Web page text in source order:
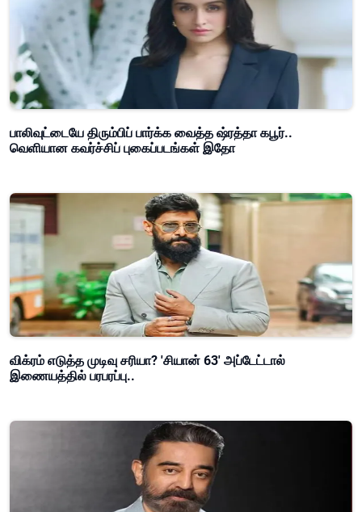
பாலிவுட்டையே திரும்பிப் பார்க்க வைத்த ஷ்ரத்தா கபூர்..
வெளியான கவர்ச்சிப் புகைப்படங்கள் இதோ
விக்ரம் எடுத்த முடிவு சரியா? 'சியான் 63' அப்டேட்டால்
இணையத்தில் பரபரப்பு..